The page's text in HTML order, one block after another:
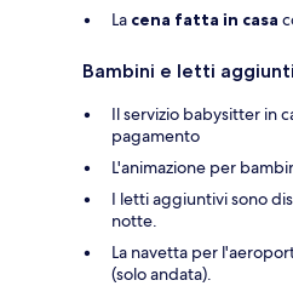
La cena fatta in casa
Bambini e letti
Il servizio babysitter in
pagamento
L'animazione per
I letti aggiuntivi sono
notte.
La navetta per
(solo andata).